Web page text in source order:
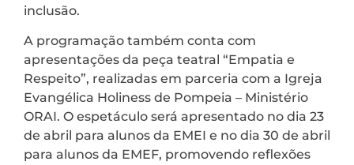
inclusão.
A programação também conta com
apresentações da peça teatral “Empatia e
Respeito”, realizadas em parceria com a Igreja
Evangélica Holiness de Pompeia – Ministério
ORAI. O espetáculo será apresentado no dia 23
de abril para alunos da EMEI e no dia 30 de abril
para alunos da EMEF, promovendo reflexões